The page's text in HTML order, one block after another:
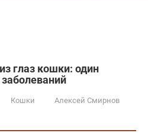
глаз кошки: один
Кошки Алексей Смирнов